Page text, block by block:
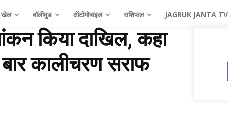
खेल बॉलीवुड ऑटोमोबाइल राशिफल JAGRUK JANTA TV
किया दाखिल, कहा
कालीचरण सराफ